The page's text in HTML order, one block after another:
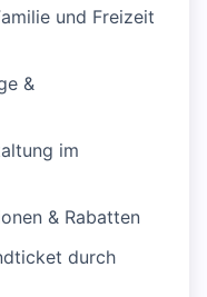
und Freizeit
&
im
& Rabatten
durch